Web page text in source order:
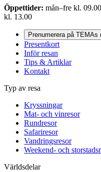
Öppettider: mån–fre kl.
kl. 13.00
Prenumerera på TEMAs
Presentkort
Inför resan
Tips & Artiklar
Kontakt
Typ av resa
Kryssningar
Mat- och vinresor
Rundresor
Safariresor
Vandringsresor
Weekend- och
Världsdelar